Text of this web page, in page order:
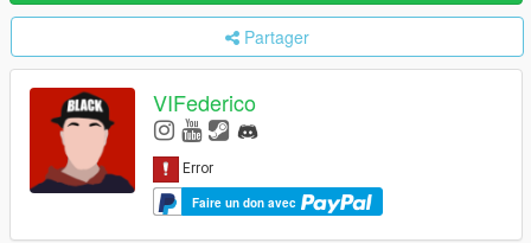
Partager
VIFederico
Faire un don avec